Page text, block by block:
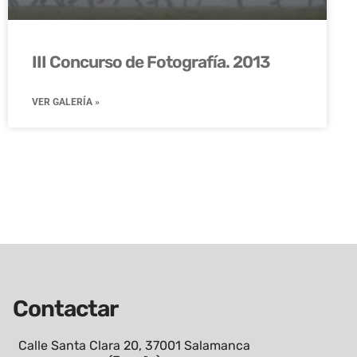
III Concurso de Fotografía. 2013
VER GALERÍA »
Contactar
Calle Santa Clara 20, 37001 Salamanca